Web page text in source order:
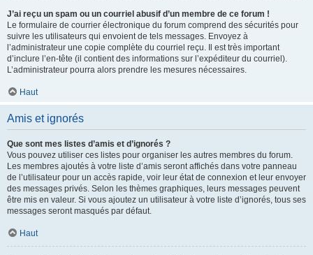
J’ai reçu un spam ou un courriel abusif d’un membre de ce forum !
Le formulaire de courrier électronique du forum comprend des sécurités pour
suivre les utilisateurs qui envoient de tels messages. Envoyez à
l’administrateur une copie complète du courriel reçu. Il est très important
d’inclure l’en-tête (il contient des informations sur l’expéditeur du courriel).
L’administrateur pourra alors prendre les mesures nécessaires.
Haut
Amis et ignorés
Que sont mes listes d’amis et d’ignorés ?
Vous pouvez utiliser ces listes pour organiser les autres membres du forum.
Les membres ajoutés à votre liste d’amis seront affichés dans votre panneau
de l’utilisateur pour un accès rapide, voir leur état de connexion et leur envoyer
des messages privés. Selon les thèmes graphiques, leurs messages peuvent
être mis en valeur. Si vous ajoutez un utilisateur à votre liste d’ignorés, tous ses
messages seront masqués par défaut.
Haut